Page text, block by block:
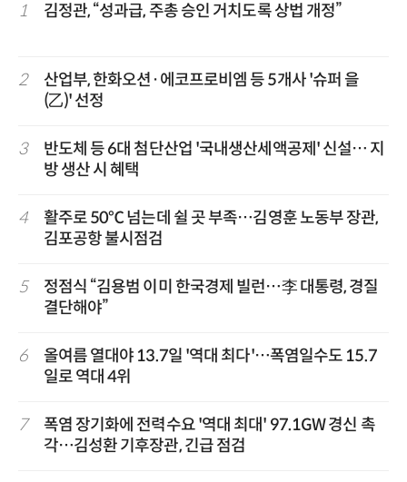
1 김정관, “성과급, 주총 승인 거치도록 상법 개정”
2
산업부, 한화오션·에코프로비엠 등 5개사 '슈퍼 을
(乙)' 선정
3
반도체 등 6대 첨단산업 '국내생산세액공제' 신설… 지
방 생산 시 혜택
4
활주로 50℃ 넘는데 쉴 곳 부족…김영훈 노동부 장관,
김포공항 불시점검
5
정점식 “김용범 이미 한국경제 빌런…李 대통령, 경질
결단해야”
6
올여름 열대야 13.7일 '역대 최다'…폭염일수도 15.7
일로 역대 4위
7
폭염 장기화에 전력수요 '역대 최대' 97.1GW 경신 촉
각…김성환 기후장관, 긴급 점검